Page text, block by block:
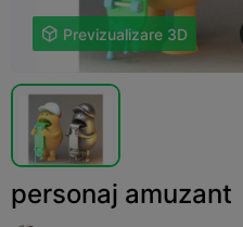
 Previzualizare 3D
personaj amuzant